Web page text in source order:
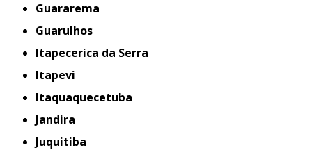
Guararema
Guarulhos
Itapecerica da Serra
Itapevi
Itaquaquecetuba
Jandira
Juquitiba